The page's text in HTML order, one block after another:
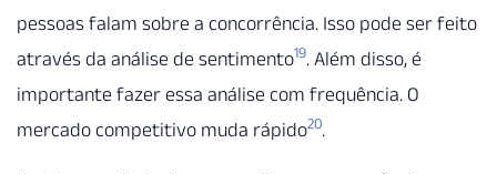
pessoas falam sobre a concorrência. Isso pode ser feito
através da análise de sentimento19. Além disso, é
importante fazer essa análise com frequência. O
mercado competitivo muda rápido20.